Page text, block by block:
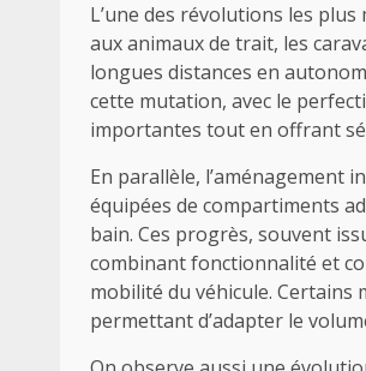
L’une des révolutions les
aux animaux de trait, les
longues distances en
cette mutation, avec le
importantes tout en offrant
En parallèle, l’aménagement
équipées de compartiments
bain. Ces progrès, souvent
combinant fonctionnalité et
mobilité du véhicule.
permettant d’adapter le